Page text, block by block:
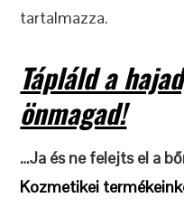
tartalmazza.
Tápláld a
önmagad!
…Ja és ne felejts el a
Kozmetikei